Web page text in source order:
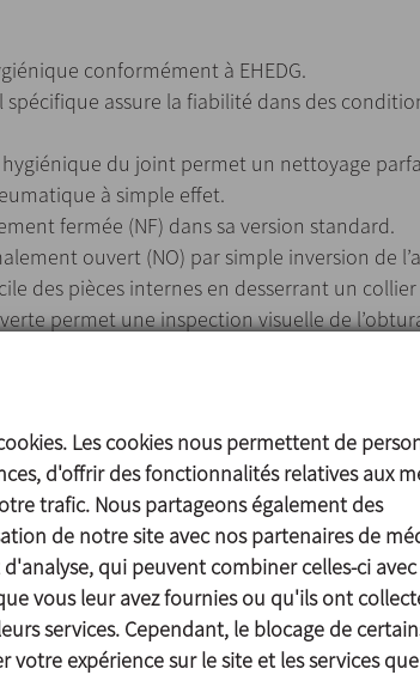
conformément à EHEDG.
spécifique assure la fiabilité dans des
du joint permet un nettoyage
à simple effet.
fermée (NF) dans sa version standard.
ouvert (NO) par simple inversion de
des pièces internes en desserrant un collier
permet une inspection visuelle de
avec le produit 1.4404 (AISI 316L)
acier 1.4301 (AISI 304)
avec le produit EPDM
Ra ≤0,8 μm
Les cookies nous permettent de
d'offrir des fonctionnalités relatives aux
trafic. Nous partageons également des
de notre site avec nos partenaires de
qui peuvent combiner celles-ci avec
vous leur avez fournies ou qu'ils ont
services. Cependant, le blocage de
votre expérience sur le site et les services